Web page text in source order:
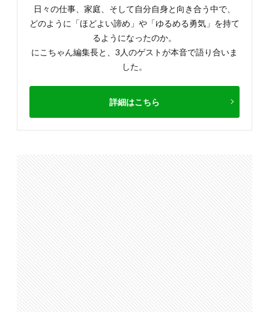
日々の仕事、家庭、そして自分自身と向き合う中で、
どのように「ほどよい諦め」や「ゆるめる勇気」を持て
るようになったのか。
にこちゃん編集長と、3人のゲストが本音で語り合いま
した。
詳細はこちら